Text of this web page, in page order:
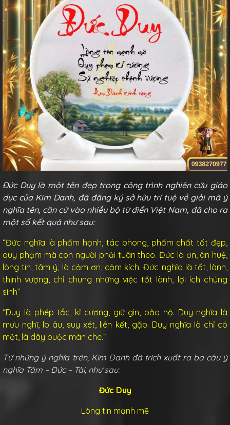
Đức Duy là một tên đẹp trong công trình nghiên cứu giáo
dục của Kim Danh, đã đăng ký sở hữu trí tuệ về giải mã ý
nghĩa tên, căn cứ vào nhiều bộ từ điển Việt Nam, đã cho ra
một số kết quả như sau:
“Đức nghĩa là phẩm hạnh, tác phong, phẩm chất tốt đẹp,
quy phạm mà con người phải tuân theo. Đức là ơn, ân huệ,
lòng tin, tâm ý, là cảm ơn, cảm kích. Đức nghĩa là tốt, lành,
thịnh vượng, chỉ chung những việc tốt lành, lợi ích chúng
sinh”
“Duy là phép tắc, kỉ cương, giữ gìn, bảo hộ. Duy nghĩa là
mưu nghĩ, lo âu, suy xét, liên kết, gặp. Duy nghĩa là chỉ có
một, là dây buộc màn che.”
Từ những ý nghĩa trên, Kim Danh đã trích xuất ra ba câu ý
nghĩa Tâm – Đức – Tài, như sau:
Đức Duy
Lòng tin mạnh mẽ